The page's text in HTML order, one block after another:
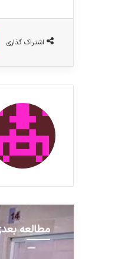
اشتراک گذاری
مطالعه